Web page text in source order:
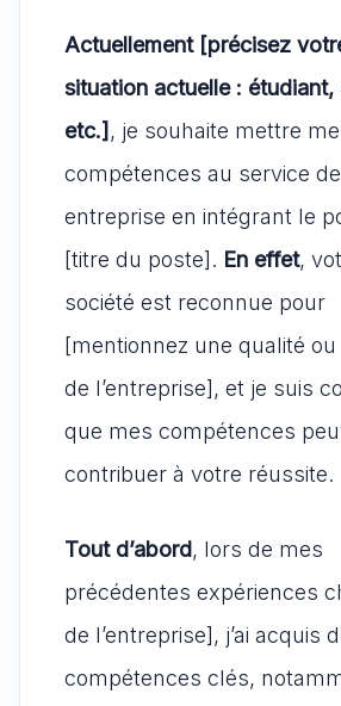
Actuellement [précisez
situation actuelle : étudiant,
etc.] , je souhaite mettre
compétences au service
entreprise en intégrant le
[titre du poste]. En effet,
société est reconnue pour
[mentionnez une qualité
de l’entreprise], et je suis
que mes compétences
contribuer à votre réussite.
Tout d’abord, lors de mes
précédentes expériences
de l’entreprise], j’ai acquis
compétences clés,